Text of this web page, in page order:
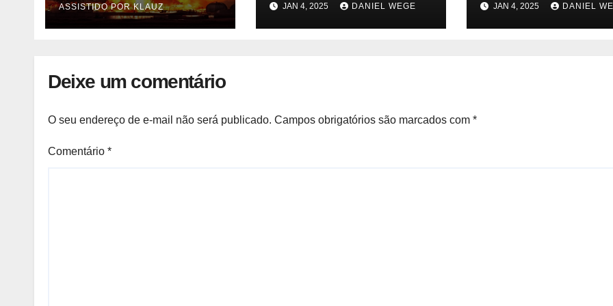
(UNIQUIMA/Quema)
ASSISTIDO POR KLAUZ
agora. Vamos
entender o tamanho
JAN 4, 2025 DANIEL WEGE
zero quilômetro
JAN 4, 2025 DANIEL
Deixe um comentário
O seu endereço de e-mail não será publicado. Campos obrigatórios são marcados com *
Comentário *